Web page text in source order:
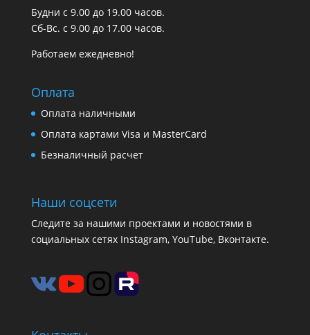
Будни с 9.00 до 19.00 часов.
Сб-Вс. с 9.00 до 17.00 часов.
Работаем ежедневно!
Оплата
Оплата наличными
Оплата картами Visa и MasterCard
Безналичный расчет
Наши соцсети
Следите за нашими проектами и новостями в
социальных сетях Instagram, YouTube, Вконтакте.